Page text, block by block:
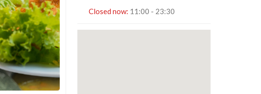
Closed now: 11:00 - 23:30